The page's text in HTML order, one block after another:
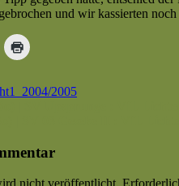
VfL
und wir kassierten
Schlagwörter
1_2004/2005